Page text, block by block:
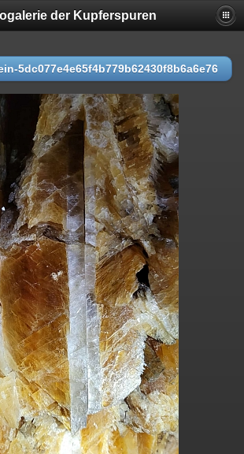
der Kupferspuren
5dc077e4e65f4b779b62430f8b6a6e76